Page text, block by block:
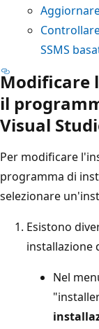
SSMS
Modificare
il
Visual
Per modificare
programma di
selezionare
Esistono
installazione
Nel